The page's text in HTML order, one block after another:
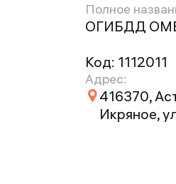
Полное
ОГИБДД
Код: 1112011
Адрес:
416370,
Икряное,